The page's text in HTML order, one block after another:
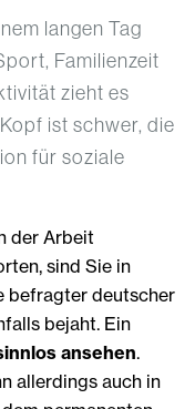
langen Tag
Familienzeit
zieht es
ist schwer, die
für soziale
der Arbeit
sind Sie in
befragter deutscher
bejaht. Ein
ansehen.
allerdings auch in